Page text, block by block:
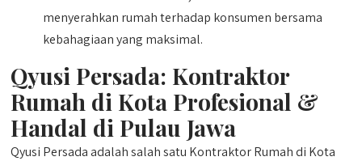
menyerahkan rumah terhadap konsumen bersama
kebahagiaan yang maksimal.
Qyusi Persada: Kontraktor
Rumah di Kota Profesional &
Handal di Pulau Jawa
Qyusi Persada adalah salah satu Kontraktor Rumah di Kota